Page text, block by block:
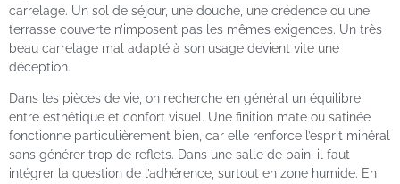
carrelage. Un sol de séjour, une douche, une crédence ou une
terrasse couverte n’imposent pas les mêmes exigences. Un très
beau carrelage mal adapté à son usage devient vite une
déception.
Dans les pièces de vie, on recherche en général un équilibre
entre esthétique et confort visuel. Une finition mate ou satinée
fonctionne particulièrement bien, car elle renforce l’esprit minéral
sans générer trop de reflets. Dans une salle de bain, il faut
intégrer la question de l’adhérence, surtout en zone humide. En